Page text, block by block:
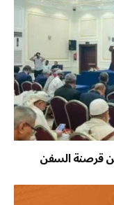
قرصنة السفن